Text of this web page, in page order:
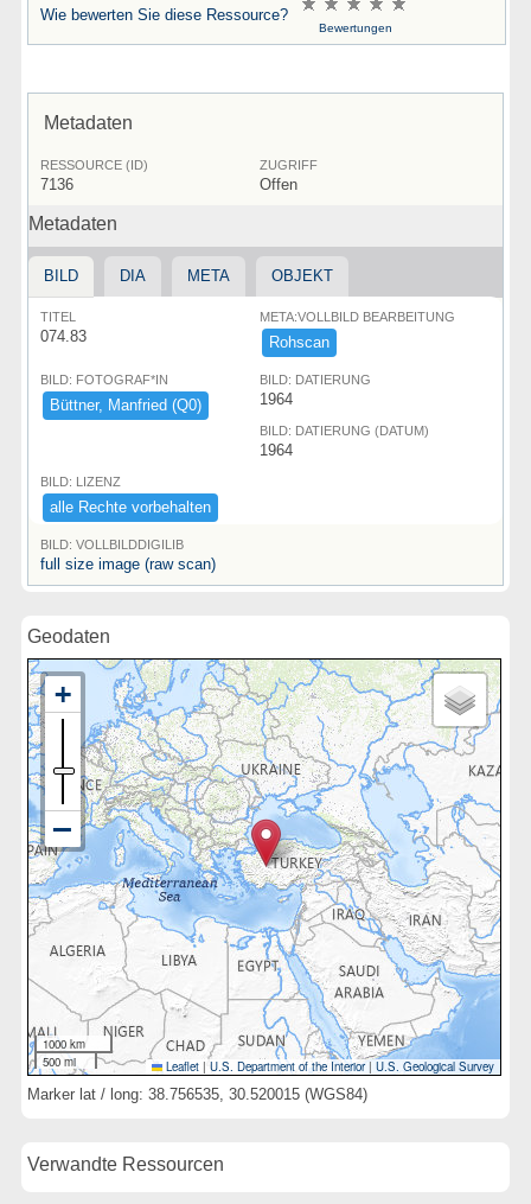
Wie bewerten Sie diese Ressource?
Bewertungen
Metadaten
RESSOURCE (ID)
7136
ZUGRIFF
Offen
Metadaten
BILD DIA META OBJEKT
TITEL
074.83
META:VOLLBILD BEARBEITUNG
Rohscan
BILD: FOTOGRAF*IN
Bü​ttner,​ ​Manfried ​(​Q0)​
BILD: DATIERUNG
1964
BILD: DATIERUNG (DATUM)
1964
BILD: LIZENZ
alle ​Rechte ​vorbehalten
BILD: VOLLBILDDIGILIB
full size image (raw scan)
Geodaten
1000 km
500 mi
Leaflet | U.S. Department of the Interior|U.S. Geological Survey
Marker lat / long: 38.756535, 30.520015 (WGS84)
Verwandte Ressourcen